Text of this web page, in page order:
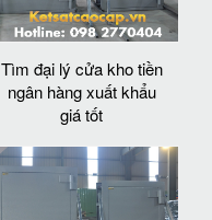
Tìm đại lý cửa kho tiền
ngân hàng xuất khẩu
giá tốt